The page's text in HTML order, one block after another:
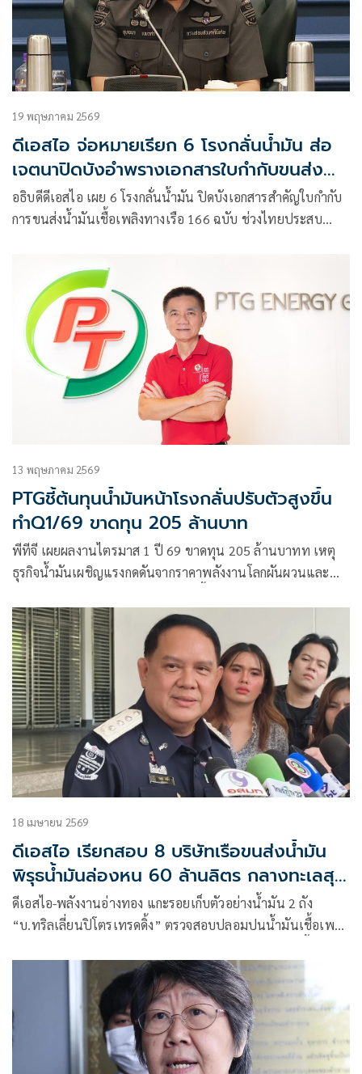
19 พฤษภาคม 2569
ดีเอสไอ จ่อหมายเรียก 6 โรงกลั่นน้ำมัน ส่อ
เจตนาปิดบังอำพรางเอกสารใบกำกับขนส่ง
ทางเรือ
อธิบดีดีเอสไอ เผย 6 โรงกลั่นน้ำมัน ปิดบังเอกสารสำคัญใบกำกับ
การขนส่งน้ำมันเชื้อเพลิงทางเรือ 166 ฉบับ ช่วงไทยประสบ
พลังงาน”
13 พฤษภาคม 2569
PTGชี้ต้นทุนน้ำมันหน้าโรงกลั่นปรับตัวสูงขึ้น
ทำQ1/69 ขาดทุน 205 ล้านบาท
พีทีจี เผยผลงานไตรมาส 1 ปี 69 ขาดทุน 205 ล้านบาทท เหตุ
ธุรกิจน้ำมันเผชิญแรงกดดันจากราคาพลังงานโลกผันผวนและ
เติบโตต่อเนื่อง รับแรงหนุนจากธุรกิจกาแฟพันธุ์ไทยที่รายได้
และกำไรโตมากกว่า 80% ลั่นเดินหน้าขยายขยายสาขาพันธุ์ไทย
ต่อเนื่อง
18 เมษายน 2569
ดีเอสไอ เรียกสอบ 8 บริษัทเรือขนส่งน้ำมัน
พิรุธน้ำมันล่องหน 60 ล้านลิตร กลางทะเลสุ
ราษฎร์
ดีเอสไอ-พลังงานอ่างทอง แกะรอยเก็บตัวอย่างน้ำมัน 2 ถัง
“บ.ทริลเลี่ยนปิโตรเทรดดิ้ง” ตรวจสอบปลอมปนน้ำมันเชื้อเพลิง
ตำรวจ ปคบ. อายัดไว้แล้ว 2 ถัง พ่วงดำเนินคดี 3 ข้อหา